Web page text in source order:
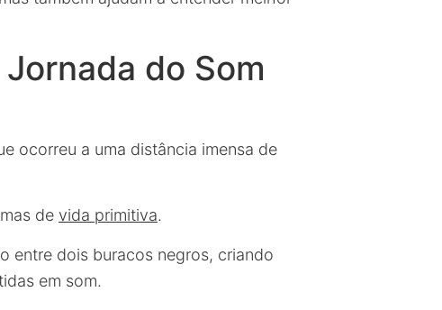
do Som
ocorreu a uma distância imensa de
de vida primitiva.
entre dois buracos negros, criando
em som.